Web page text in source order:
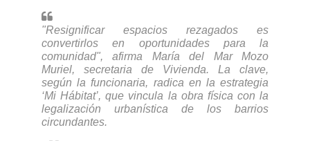
"Resignificar espacios rezagados es
convertirlos en oportunidades para la
comunidad", afirma María del Mar Mozo
Muriel, secretaria de Vivienda. La clave,
según la funcionaria, radica en la estrategia
‘Mi Hábitat’, que vincula la obra física con la
legalización urbanística de los barrios
circundantes.